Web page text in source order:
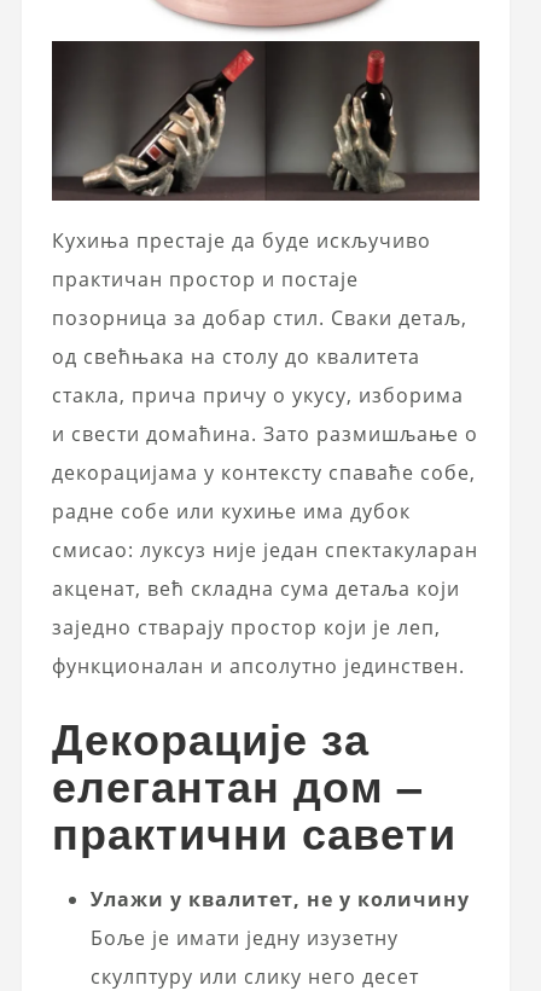
Кухиња престаје да буде искључиво
практичан простор и постаје
позорница за добар стил. Сваки детаљ,
од свећњака на столу до квалитета
стакла, прича причу о укусу, изборима
и свести домаћина. Зато размишљање о
декорацијама у контексту спаваће собе,
радне собе или кухиње има дубок
смисао: луксуз није један спектакуларан
акценат, већ складна сума детаља који
заједно стварају простор који је леп,
функционалан и апсолутно јединствен.
Декорације за
елегантан дом –
практични савети
Улажи у квалитет, не у количину
Боље је имати једну изузетну
скулптуру или слику него десет